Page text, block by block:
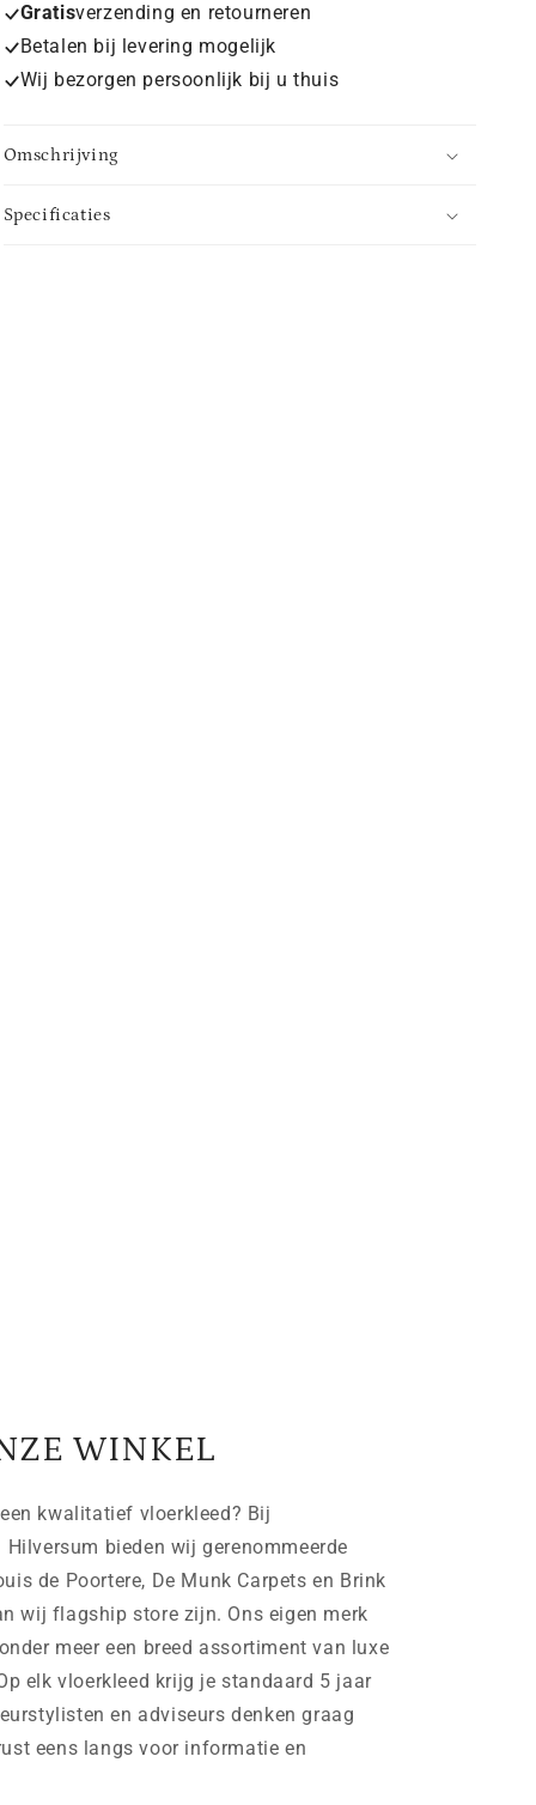
Gratisverzending en retourneren
Betalen bij levering mogelijk
Wij bezorgen persoonlijk bij u thuis
Omschrijving
Specificaties
WINKEL
kwalitatief vloerkleed? Bij
bieden wij gerenommeerde
de Poortere, De Munk Carpets en Brink
wij flagship store zijn. Ons eigen merk
meer een breed assortiment van luxe
elk vloerkleed krijg je standaard 5 jaar
en adviseurs denken graag
eens langs voor informatie en